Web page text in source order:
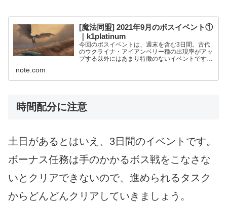
[魔法同盟] 2021年9月のボスイベント①
｜k1platinum
今回のボスイベントは、週末を含む3日間。古代
のウクライナ・アイアンベリー種の出現率がアッ
プする以外にはあまり特徴のないイベントです。
ります。 なおボスイ...
note.com
時間配分に注意
土日があるとはいえ、3日間のイベントです。
ボーナス任務は手のかかるボス戦をこなさな
いとクリアできないので、進められるタスク
からどんどんクリアしていきましょう。